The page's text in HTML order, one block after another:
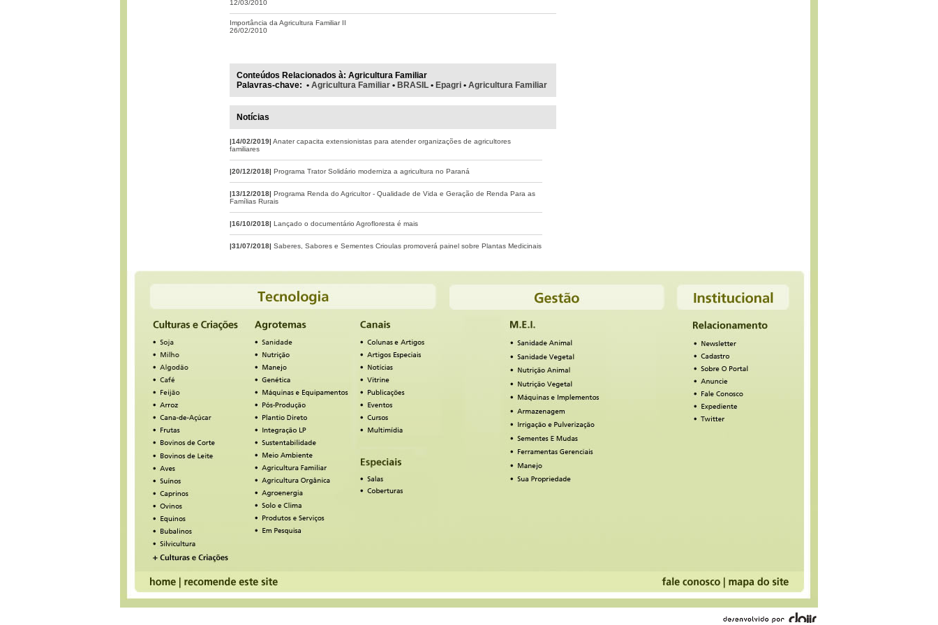
12/03/2010
Importância da Agricultura Familiar II
26/02/2010
Conteúdos Relacionados à: Agricultura Familiar
Palavras-chave: • Agricultura Familiar • BRASIL • Epagri • Agricultura Familiar
Notícias
|14/02/2019| Anater capacita extensionistas para atender organizações de agricultores
familiares
|20/12/2018| Programa Trator Solidário moderniza a agricultura no Paraná
|13/12/2018| Programa Renda do Agricultor - Qualidade de Vida e Geração de Renda Para as
Famílias Rurais
|16/10/2018| Lançado o documentário Agrofloresta é mais
|31/07/2018| Saberes, Sabores e Sementes Crioulas promoverá painel sobre Plantas Medicinais